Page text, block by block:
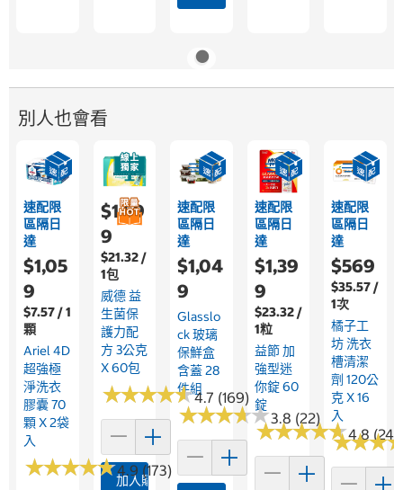
別人也會看
速配限
區隔日
達
$1,05
9
$7.57 / 1
顆
Ariel 4D
超強極
淨洗衣
膠囊 70
顆 X 2袋
入
★★★★★
★★★★★4.9 (173)
$1,59
9
$21.32 /
1包
威德 益
生菌保
護力配
方 3公克
X 60包
★★★★★
★★★★★4.7 (169)
加入購物車
速配限
區隔日
達
$1,04
9
Glasslo
Ck 玻璃
保鮮盒
含蓋 28
件組
★★★★★
★★★★★3.8 (22)
速配限
區隔日
達
$1,39
9
$23.32 /
1粒
益節 加
強型迷
你錠 60
錠
★★★★★
★★★★★4.8
速配限
區隔日
達
$569
$35.57 /
1次
橘子工
坊 洗衣
槽清潔
劑 120公
克 X 16
入
★★★
★★★